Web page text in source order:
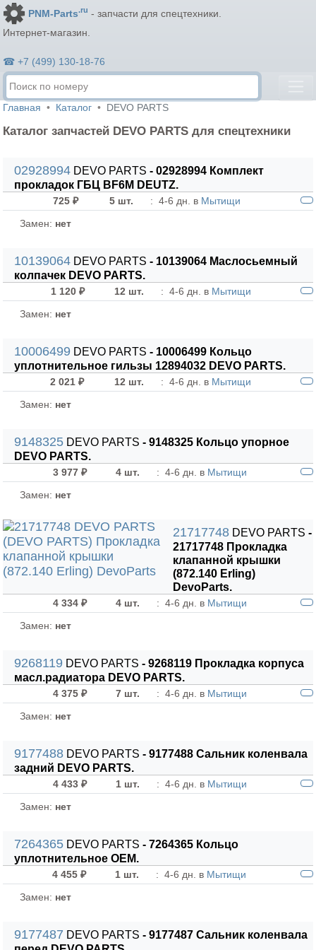
PNM-Parts.ru - запчасти для спецтехники.
Интернет-магазин.
☎ +7 (499) 130-18-76
Главная Каталог DEVO PARTS
Каталог запчастей DEVO PARTS для спецтехники
02928994 DEVO PARTS - 02928994 Комплект
прокладок ГБЦ BF6M DEUTZ.
725 ₽ 5 шт. : 4-6 дн. в Мытищи
Замен: нет
10139064 DEVO PARTS - 10139064 Маслосьемный
колпачек DEVO PARTS.
1 120 ₽ 12 шт. : 4-6 дн. в Мытищи
Замен: нет
10006499 DEVO PARTS - 10006499 Кольцо
уплотнительное гильзы 12894032 DEVO PARTS.
2 021 ₽ 12 шт. : 4-6 дн. в Мытищи
Замен: нет
9148325 DEVO PARTS - 9148325 Кольцо упорное
DEVO PARTS.
3 977 ₽ 4 шт. : 4-6 дн. в Мытищи
Замен: нет
21717748 DEVO PARTS-
21717748 Прокладка
клапанной крышки
(872.140 Erling)
DevoParts.
4 334 ₽ 4 шт. : 4-6 дн. в Мытищи
Замен: нет
9268119 DEVO PARTS - 9268119 Прокладка корпуса
масл.радиатора DEVO PARTS.
4 375 ₽ 7 шт. : 4-6 дн. в Мытищи
Замен: нет
9177488 DEVO PARTS - 9177488 Сальник коленвала
задний DEVO PARTS.
4 433 ₽ 1 шт. : 4-6 дн. в Мытищи
Замен: нет
7264365 DEVO PARTS - 7264365 Кольцо
уплотнительное OEM.
4 455 ₽ 1 шт. : 4-6 дн. в Мытищи
Замен: нет
9177487 DEVO PARTS - 9177487 Сальник коленвала